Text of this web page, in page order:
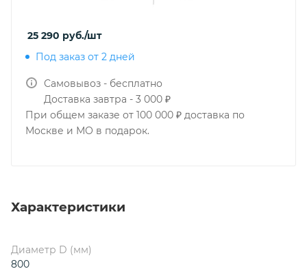
25 290 руб./шт
Под заказ от 2 дней
Самовывоз - бесплатно
Доставка завтра - 3 000 ₽
При общем заказе от 100 000 ₽ доставка по
Москве и МО в подарок.
Характеристики
Диаметр D (мм)
800